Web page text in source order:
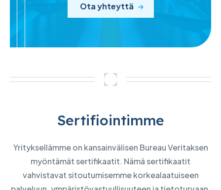
Ota yhteyttä
Sertifiointimme
Yrityksellämme on kansainvälisen Bureau Veritaksen
myöntämät sertifikaatit. Nämä sertifikaatit
vahvistavat sitoutumisemme korkealaatuiseen